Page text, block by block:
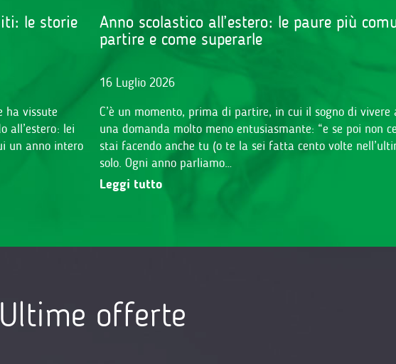
le storie
ha vissute
all’estero: lei
un anno intero
Anno scolastico all’estero: le paure più
partire e come superarle
16 Luglio 2026
C’è un momento, prima di partire, in cui il sogno di vivere
una domanda molto meno entusiasmante: “e se poi non
stai facendo anche tu (o te la sei fatta cento volte
solo. Ogni anno parliamo…
Leggi tutto
Ultime offerte